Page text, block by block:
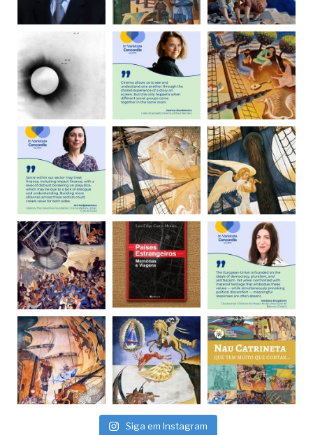
Siga em Instagram